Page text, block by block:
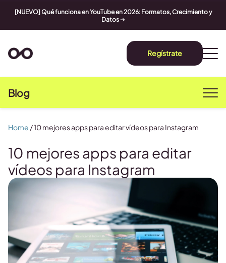
[NUEVO] Qué funciona en YouTube en 2026: Formatos, Crecimiento y
Datos➔
Regístrate
Blog
10 mejores apps para editar
vídeos para Instagram
Home /10 mejores apps para editar vídeos para Instagram